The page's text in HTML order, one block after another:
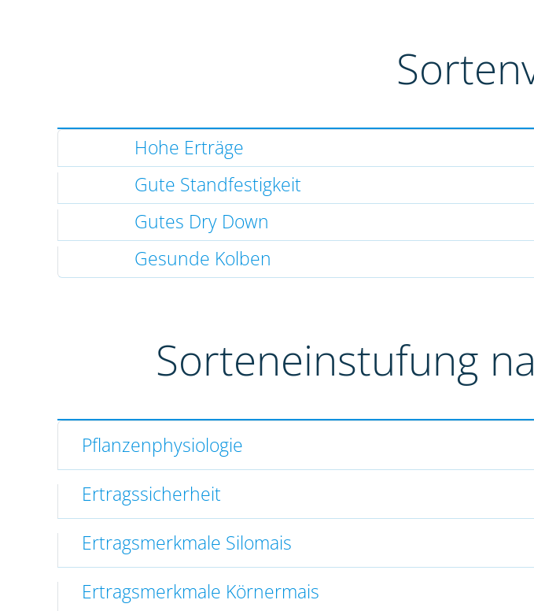
Hohe Erträge
Gute Standfestigkeit
Gutes Dry Down
Gesunde Kolben
Sorteneinstufung
Pflanzenphysiologie
Ertragssicherheit
Ertragsmerkmale Silomais
Ertragsmerkmale Körnermais